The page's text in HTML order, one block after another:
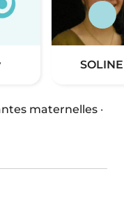
SOLINE
maternelles ·